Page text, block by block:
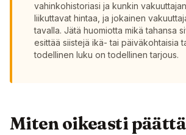
vahinkohistoriasi ja kunkin
liikuttavat hintaa, ja jokainen
tavalla. Jätä huomiotta mikä tahansa
esittää siistejä ikä- tai päiväkohtaisia
todellinen luku on todellinen tarjous.
Miten oikeasti